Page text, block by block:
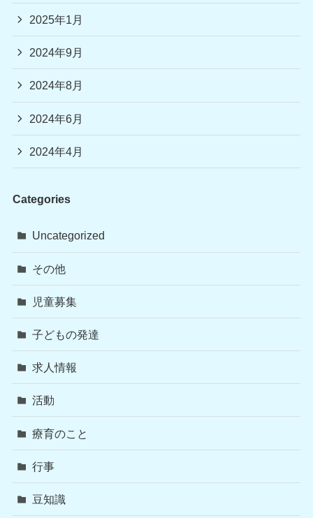
2025年1月
2024年9月
2024年8月
2024年6月
2024年4月
Categories
Uncategorized
その他
児童募集
子どもの発達
求人情報
活動
療育のこと
行事
豆知識